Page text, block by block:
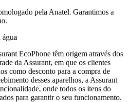
pela Anatel. Garantimos a
EcoPhone têm origem através dos
da Assurant, em que os clientes
como desconto para a compra de
desses aparelhos, a Assurant
onde todos os itens do
para garantir o seu funcionamento.